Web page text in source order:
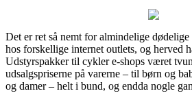
Det er ret så nemt for almindelige
hos forskellige internet outlets, og herved
Udstyrspakker til cykler e-shops været
udsalgspriserne på varerne – til børn og
og damer – helt i bund, og endda nogle